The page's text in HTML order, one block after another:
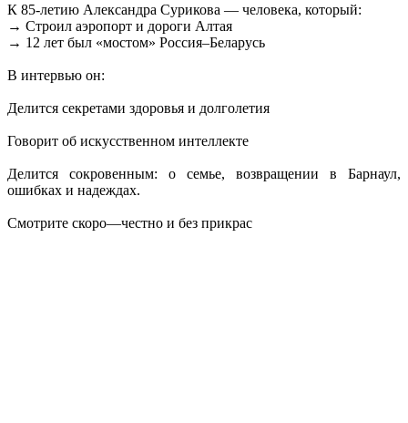
К 85-летию Александра Сурикова — человека, который:
→ Строил аэропорт и дороги Алтая
→ 12 лет был «мостом» Россия–Беларусь
В интервью он:
Делится секретами здоровья и долголетия
Говорит об искусственном интеллекте
Делится сокровенным: о семье, возвращении в Барнаул,
ошибках и надеждах.
Смотрите скоро—честно и без прикрас